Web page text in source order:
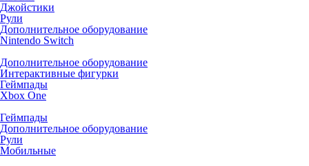
Джойстики
Рули
Дополнительное оборудование
Nintendo Switch
Дополнительное оборудование
Интерактивные фигурки
Геймпады
Xbox One
Геймпады
Дополнительное оборудование
Рули
Мобильные